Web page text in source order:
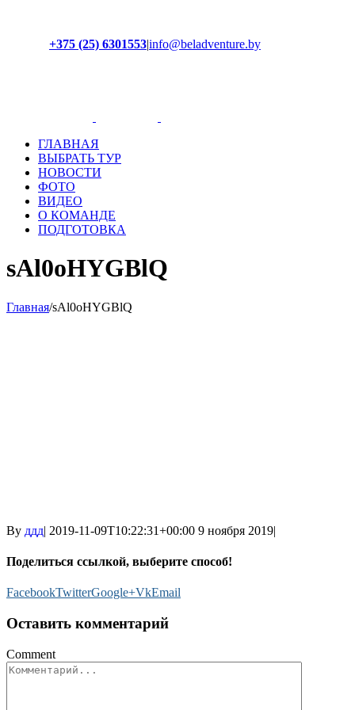
+375 (25) 6301553|info@beladventure.by
ГЛАВНАЯ
ВЫБРАТЬ ТУР
НОВОСТИ
ФОТО
ВИДЕО
О КОМАНДЕ
ПОДГОТОВКА
sAl0oHYGBlQ
Главная/sAl0oHYGBlQ
By ддд| 2019-11-09T10:22:31+00:00 9 ноября 2019|
Поделиться ссылкой, выберите способ!
FacebookTwitterGoogle+VkEmail
Оставить комментарий
Comment